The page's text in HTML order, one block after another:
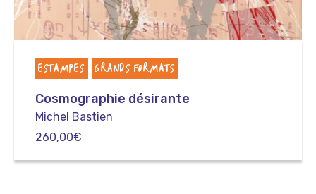
ESTAMPES GRANDS FORMATS
Cosmographie désirante
Michel Bastien
260,00€